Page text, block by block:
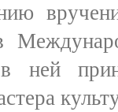
ней